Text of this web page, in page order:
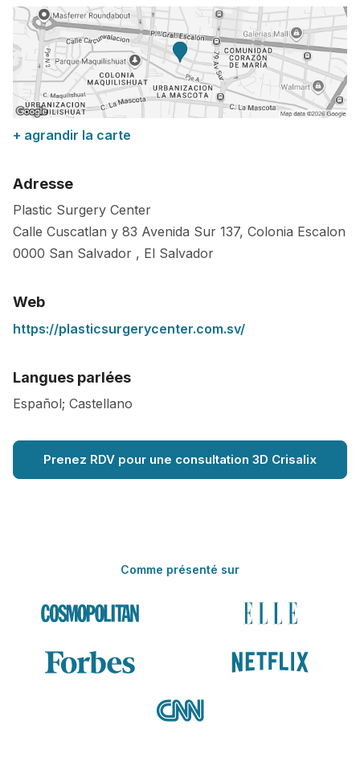
+ agrandir la carte
Adresse
Plastic Surgery Center
Calle Cuscatlan y 83 Avenida Sur 137, Colonia Escalon
0000 San Salvador , El Salvador
Web
https://plasticsurgerycenter.com.sv/
Langues parlées
Español; Castellano
Prenez RDV pour une consultation 3D Crisalix
Comme présenté sur